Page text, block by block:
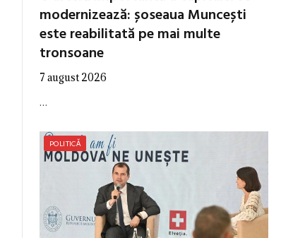
modernizează: șoseaua Muncești
este reabilitată pe mai multe
tronsoane
7 august 2026
…
POLITICĂ